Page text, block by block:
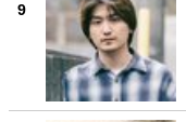
9